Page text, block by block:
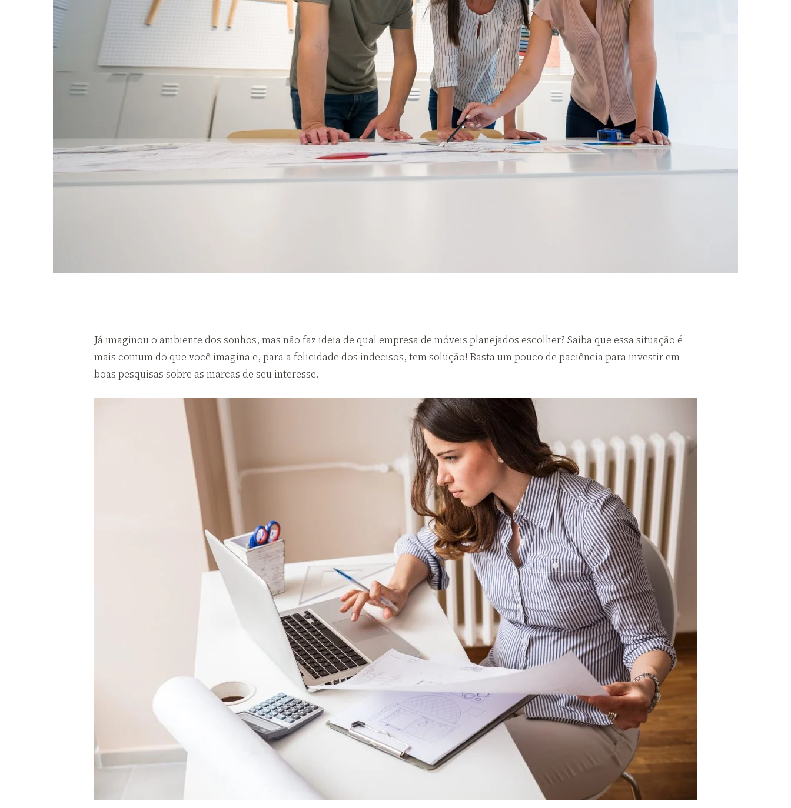
Já imaginou o ambiente dos sonhos, mas não faz ideia de qual empresa de móveis planejados escolher? Saiba que essa situação é
mais comum do que você imagina e, para a felicidade dos indecisos, tem solução! Basta um pouco de paciência para investir em
boas pesquisas sobre as marcas de seu interesse.